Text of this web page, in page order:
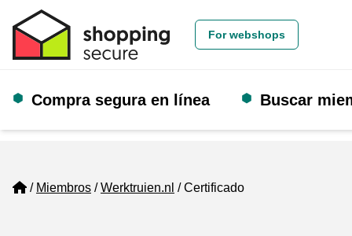
For webshops
Compra segura en línea Buscar
Home
Miembros Werktruien.nl Certificado